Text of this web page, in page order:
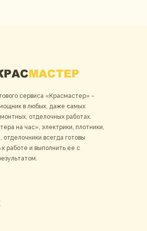
сервиса «Красмастер» -
в любых, даже самых
отделочных работах.
на час», электрики, плотники,
отделочники всегда готовы
к работе и выполнить ее с